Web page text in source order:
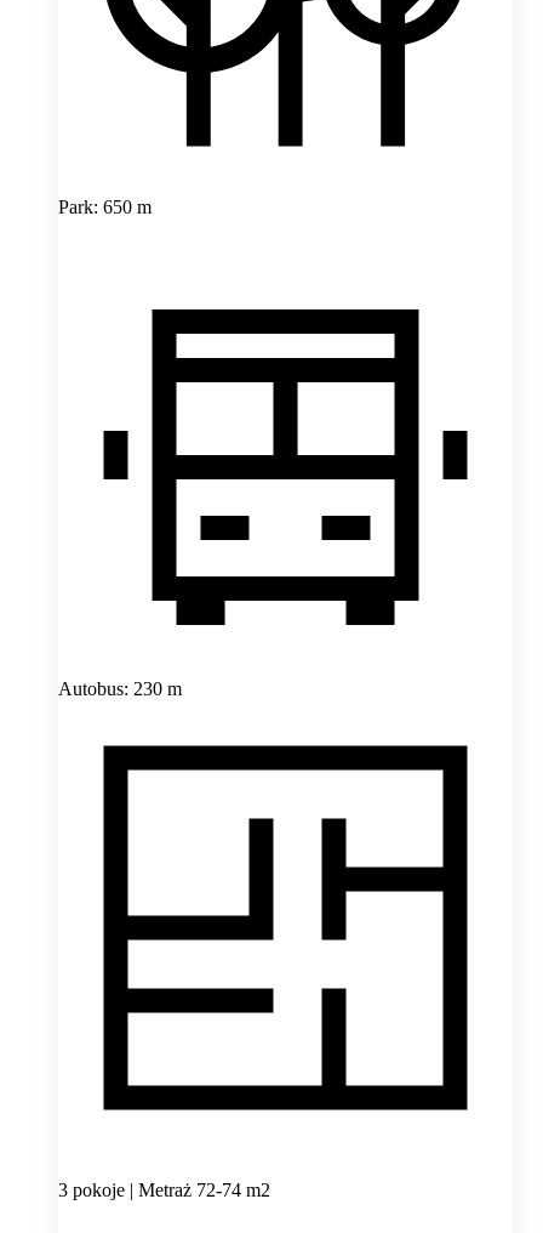
Park: 650 m
Autobus: 230 m
3 pokoje | Metraż 72-74 m2